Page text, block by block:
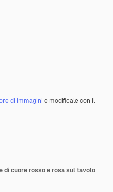
di immagini e modificale con il
di cuore rosso e rosa sul tavolo